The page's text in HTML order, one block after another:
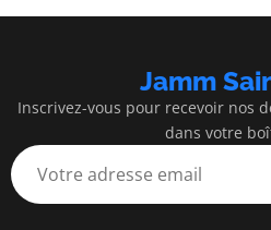
Jamm
Inscrivez-vous pour recevoir nos
dans votre